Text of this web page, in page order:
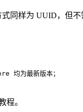
同样为 UUID，但不
均为最新版本；
程。